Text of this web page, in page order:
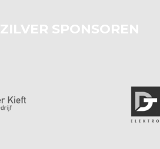
ZILVER SPONSOREN